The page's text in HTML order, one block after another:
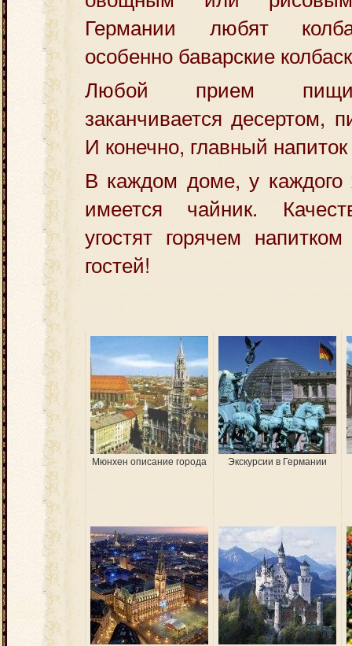
Германии любят
особенно баварские
Любой прием пищи
заканчивается десертом,
И конечно, главный
В каждом доме, у каждого
имеется чайник.
угостят горячем
гостей!
Мюнхен описание города Экскурсии в Германии